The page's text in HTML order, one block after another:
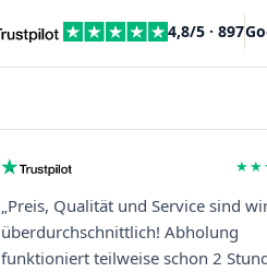
4,8/5 · 897
„Preis, Qualität und Service sind
überdurchschnittlich! Abholung
funktioniert teilweise schon 2